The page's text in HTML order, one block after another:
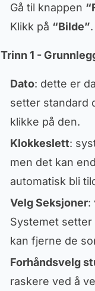
Gå til knappen
Klikk på “Bilde”.
Trinn 1 -
Dato: dette er
setter standard
klikke på den.
Klokkeslett:
men det kan
automatisk bli
Velg Seksjoner:
Systemet setter
kan fjerne de
Forhåndsvelg
raskere ved å